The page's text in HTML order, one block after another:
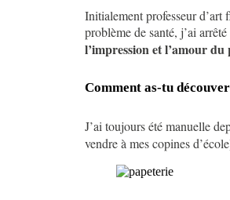
Initialement professeur d’art
problème de santé, j’ai
l’impression et l’amour
Comment as-tu
J’ai toujours été manuelle
vendre à mes copines